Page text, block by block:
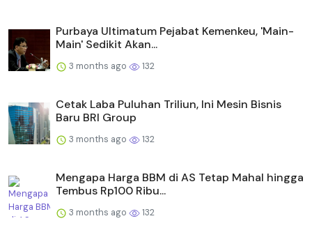
Purbaya Ultimatum Pejabat Kemenkeu, 'Main-
Main' Sedikit Akan...
3 months ago 132
Cetak Laba Puluhan Triliun, Ini Mesin Bisnis
Baru BRI Group
3 months ago 132
Mengapa Harga BBM di AS Tetap Mahal hingga
Tembus Rp100 Ribu...
3 months ago 132